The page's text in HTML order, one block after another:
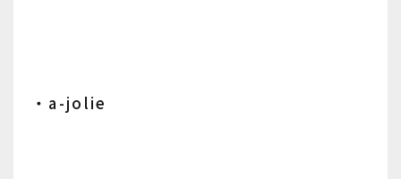
・a-jolie